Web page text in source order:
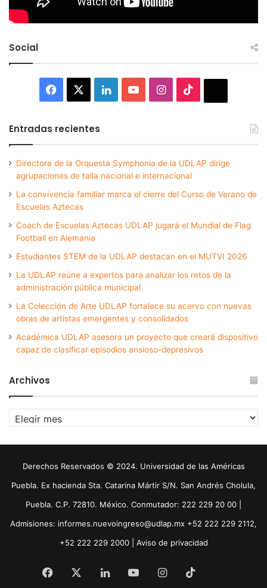
Social
Facebook LinkedInYouTubeInstagram
Entradas recientes
Directora de la Orquesta Symphonia de la UDLAP dirige
agrupaciones de talla nacional e internacional
La convivencia familiar marca el cierre del Curso de Verano de
Escuelas Aztecas
Coach de Escuelas Aztecas UDLAP jugará el Mundial de Flag
Football en Alemania
Estudiantes STEM de la UDLAP destacan en el MUTVI 2026
La UDLAP reúne a expertos para analizar los retos de la
administración pública municipal
La Colección de Arte UDLAP fortalece su acervo con nuevas
obras de artistas emergentes y consolidados
Académica UDLAP asesora un proyecto que creará dispositivo
capaz de clasificar episodios ansioso-depresivos
Archivos
Archivos
Derechos Reservados © 2024. Universidad de las Américas
Puebla. Ex hacienda Sta. Catarina Mártir S/N. San Andrés Cholula,
Puebla. C.P. 72810. México. Conmutador: 222 229 20 00 |
Admisiones: informes.nuevoingreso@udlap.mx +52 222 229 2112,
+52 222 229 2000 | Aviso de privacidad
Facebook LinkedInYouTubeInstagram